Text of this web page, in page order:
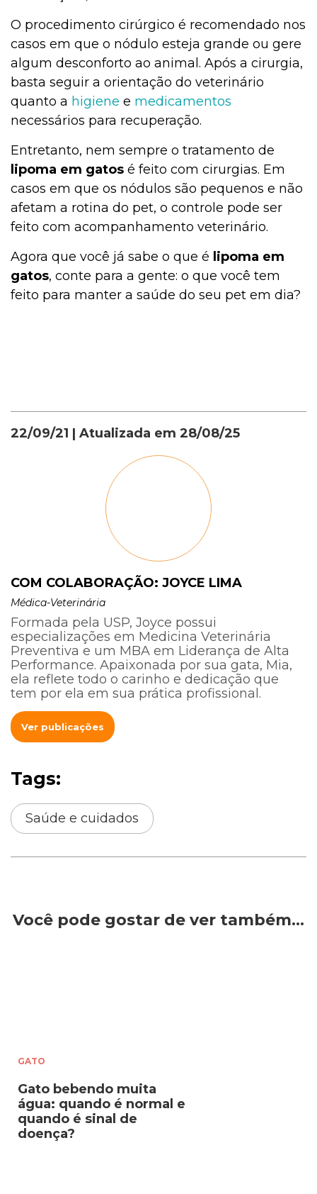
O procedimento cirúrgico é recomendado nos
casos em que o nódulo esteja grande ou gere
algum desconforto ao animal. Após a cirurgia,
basta seguir a orientação do veterinário
quanto a higiene e medicamentos
necessários para recuperação.
Entretanto, nem sempre o tratamento de
lipoma em gatos é feito com cirurgias. Em
casos em que os nódulos são pequenos e não
afetam a rotina do pet, o controle pode ser
feito com acompanhamento veterinário.
Agora que você já sabe o que é lipoma em
gatos, conte para a gente: o que você tem
feito para manter a saúde do seu pet em dia?
22/09/21 | Atualizada em 28/08/25
COM COLABORAÇÃO: JOYCE LIMA
Médica-Veterinária
Formada pela USP, Joyce possui
especializações em Medicina Veterinária
Preventiva e um MBA em Liderança de Alta
Performance. Apaixonada por sua gata, Mia,
ela reflete todo o carinho e dedicação que
tem por ela em sua prática profissional.
Ver publicações
Tags:
Saúde e cuidados
Você pode gostar de ver também…
GATO
Gato bebendo muita
água: quando é normal e
quando é sinal de
doença?